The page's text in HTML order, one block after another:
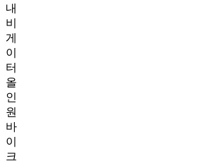
내
비
게
이
터
올
인
원
바
이
크